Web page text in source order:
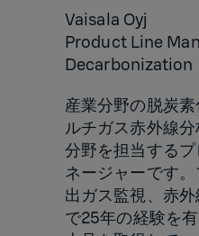
Vaisala Oyj
Product Line
Decarbonization
産業分野の脱炭
ルチガス赤外線
分野を担当する
ネージャーです
出ガス監視、赤
で25年の経験を